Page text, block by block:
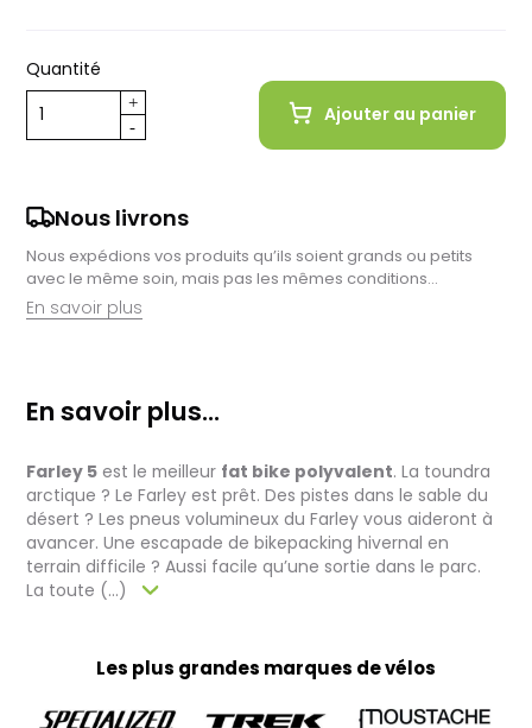
Quantité
Ajouter au panier
Nous livrons
Nous expédions vos produits qu’ils soient grands ou petits
avec le même soin, mais pas les mêmes conditions…
En savoir plus
achats à domicile, mais il est encore plus gratifiant de vous
accueillir en magasin. Commandez en ligne et récupérez vos
Pensez à préciser le lieu de retrait lors de votre commande,
et nous vous informerons dès que vos articles seront prêts à
être récupérés.
Livraison de vélos complets :
Après des réglages minutieux effectués par nos techniciens,
votre vélo est soigneusement emballé dans un carton conçu
contrôle et l'expédition est en moyenne d’une à deux
et dépend notamment de la disponibilité fournisseur.
En savoir plus...
Farley 5est le meilleur fat bike polyvalent. La toundra
arctique ? Le Farley est prêt. Des pistes dans le sable du
désert ? Les pneus volumineux du Farley vous aideront à
avancer. Une escapade de bikepacking hivernal en
terrain difficile ? Aussi facile qu’une sortie dans le parc.
La toute (...)
Les plus grandes marques de vélos